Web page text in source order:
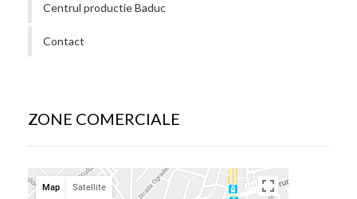
Centrul productie Baduc
Contact
ZONE COMERCIALE